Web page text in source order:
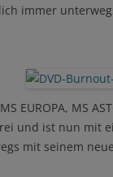
immer
EUROPA, MS
und ist nun mit
mit seinem